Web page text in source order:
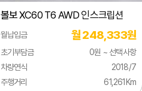
이베코
이스즈
인피니티
재규어
볼보XC60 T6 AWD 인스크립션
월납입금 월 248,333원
초기부담금
0원 ~ 선택사항
차량연식
2018/7
주행거리
61,261Km